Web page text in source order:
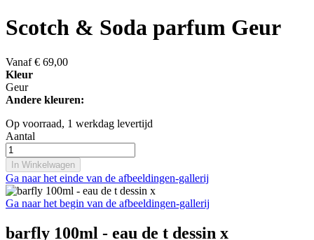
Scotch & Soda parfum Geur
Vanaf € 69,00
Kleur
Geur
Andere kleuren:
Op voorraad, 1 werkdag levertijd
Aantal
In Winkelwagen
Ga naar het einde van de afbeeldingen-gallerij
Ga naar het begin van de afbeeldingen-gallerij
barfly 100ml - eau de t dessin x